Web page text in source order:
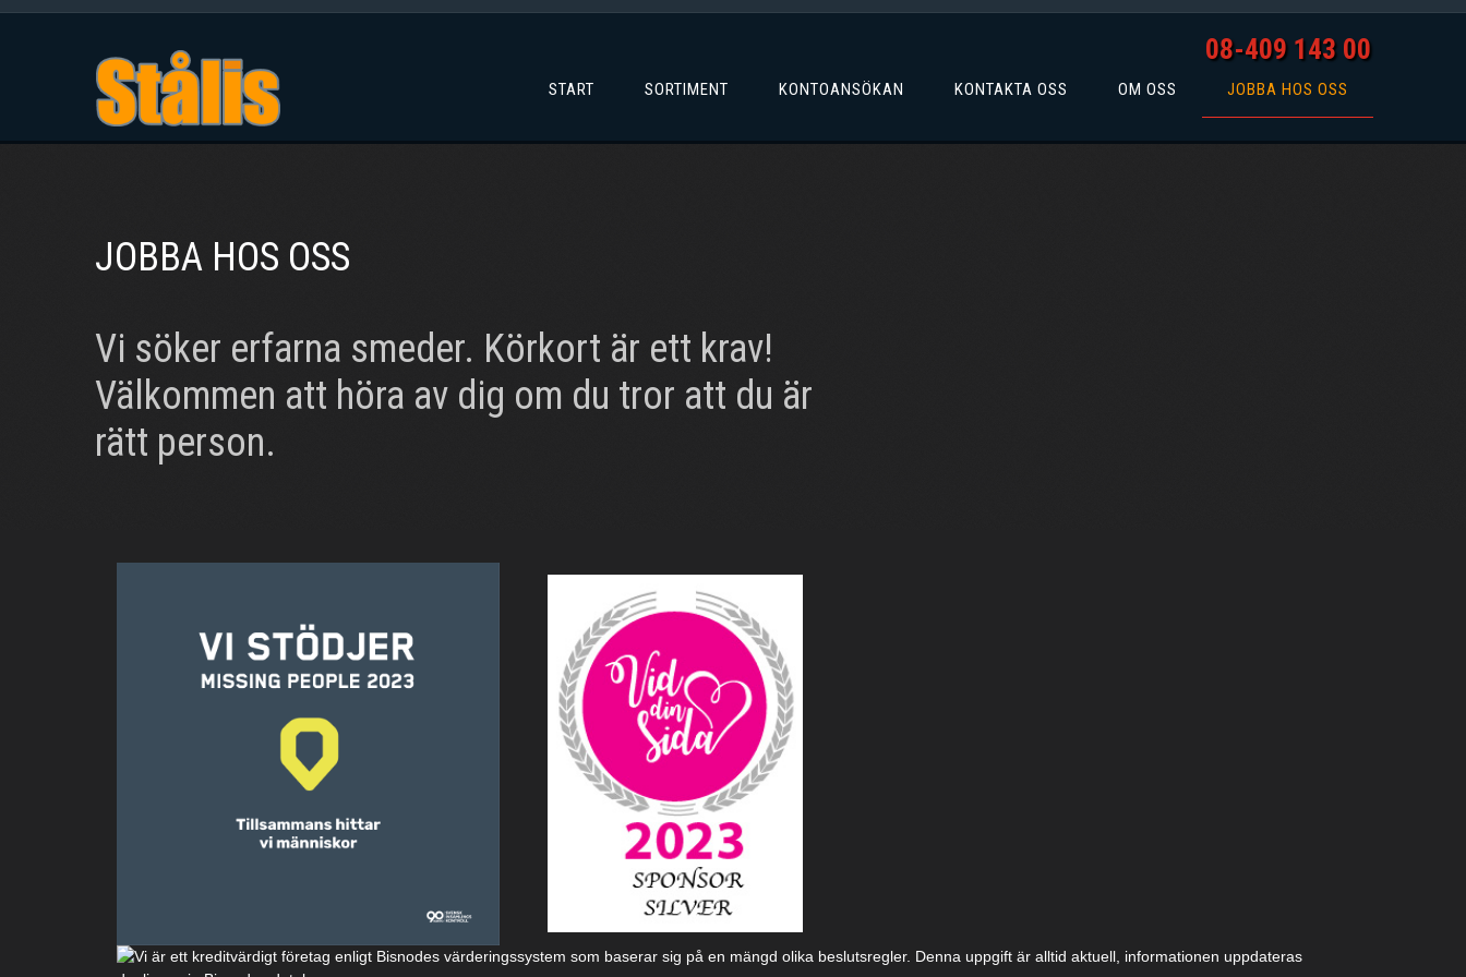
08-409 143 00
START SORTIMENT KONTOANSÖKAN KONTAKTA OSS OM OSS JOBBA HOS OSS
JOBBA HOS OSS
Vi söker erfarna smeder. Körkort är ett krav!
Välkommen att höra av dig om du tror att du är
rätt person.